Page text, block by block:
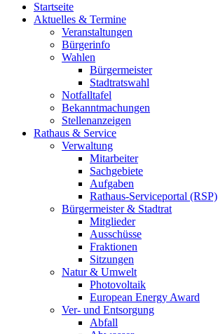
Startseite
Aktuelles & Termine
Veranstaltungen
Bürgerinfo
Wahlen
Bürgermeister
Stadtratswahl
Notfalltafel
Bekanntmachungen
Stellenanzeigen
Rathaus & Service
Verwaltung
Mitarbeiter
Sachgebiete
Aufgaben
Rathaus-Serviceportal (RSP)
Bürgermeister & Stadtrat
Mitglieder
Ausschüsse
Fraktionen
Sitzungen
Natur & Umwelt
Photovoltaik
European Energy Award
Ver- und Entsorgung
Abfall